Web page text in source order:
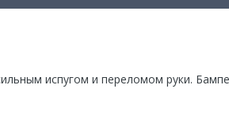
испугом и переломом руки.